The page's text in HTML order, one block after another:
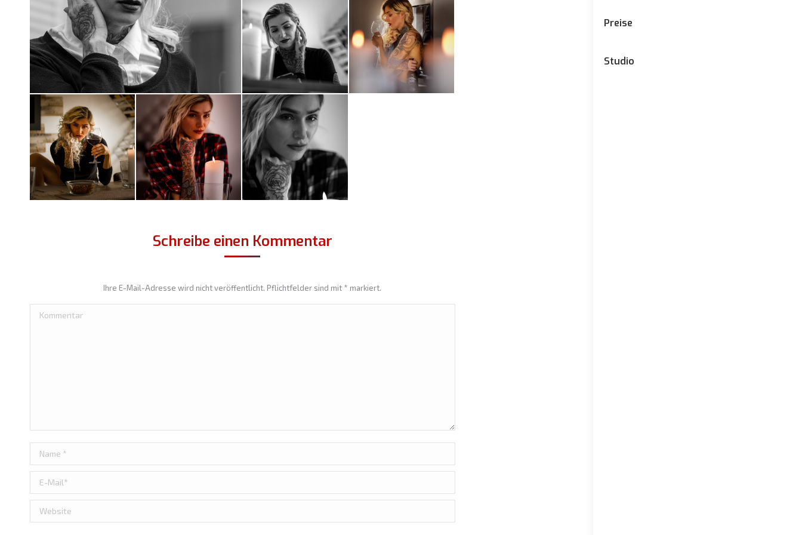
Preise
Studio
Schreibe einen Kommentar
Ihre E-Mail-Adresse wird nicht veröffentlicht. Pflichtfelder sind mit * markiert.
Kommentar
Name *
E-Mail *
Website